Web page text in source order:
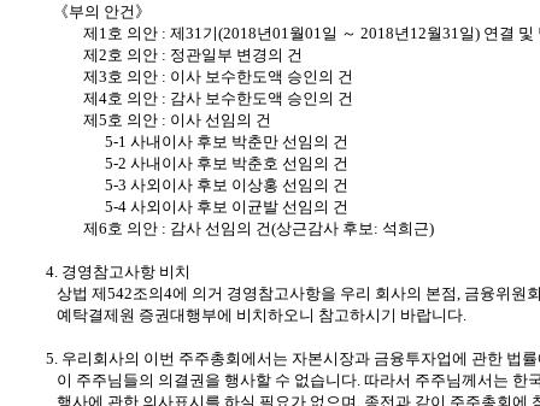
《부의 안건》
제1호 의안 : 제31기(2018년01월01일 ～ 2018년12월31일) 연결
제2호 의안 : 정관일부 변경의 건
제3호 의안 : 이사 보수한도액 승인의 건
제4호 의안 : 감사 보수한도액 승인의 건
제5호 의안 : 이사 선임의 건
5-1 사내이사 후보 박춘만 선임의 건
5-2 사내이사 후보 박춘호 선임의 건
5-3 사외이사 후보 이상홍 선임의 건
5-4 사외이사 후보 이균발 선임의 건
제6호 의안 : 감사 선임의 건(상근감사 후보: 석희근)
4. 경영참고사항 비치
상법 제542조의4에 의거 경영참고사항을 우리 회사의 본점, 금융위원
예탁결제원 증권대행부에 비치하오니 참고하시기 바랍니다.
5. 우리회사의 이번 주주총회에서는 자본시장과 금융투자업에 관한 법
이 주주님들의 의결권을 행사할 수 없습니다. 따라서 주주님께서는 한
행사에 관한 의사표시를 하실 필요가 없으며, 종전과 같이 주주총회에